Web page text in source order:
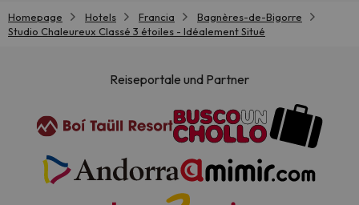
Homepage Hotels Francia
Bagnères-de-Bigorre
Studio Chaleureux Classé 3 étoiles - Idéalement Situé
Reiseportale und Partner